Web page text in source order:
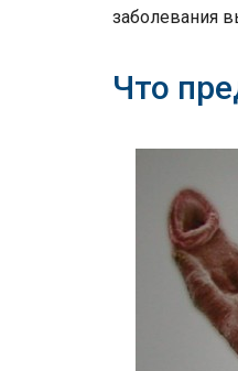
заболевания
Что